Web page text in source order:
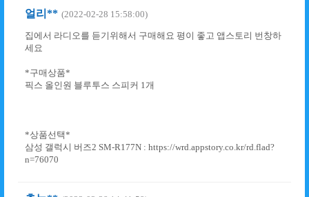
얼리** (2022-02-28 15:58:00)
집에서 라디오를 듣기위해서 구매해요 평이 좋고 앱스토리 번창하
세요
*구매상품*
픽스 올인원 블루투스 스피커 1개
*상품선택*
삼성 갤럭시 버즈2 SM-R177N : https://wrd.appstory.co.kr/rd.flad?
n=76070